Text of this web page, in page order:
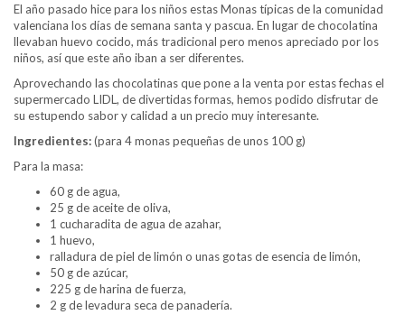
El año pasado hice para los niños estas Monas típicas de la comunidad
valenciana los días de semana santa y pascua. En lugar de chocolatina
llevaban huevo cocido, más tradicional pero menos apreciado por los
niños, así que este año iban a ser diferentes.
Aprovechando las chocolatinas que pone a la venta por estas fechas el
supermercado LIDL, de divertidas formas, hemos podido disfrutar de
su estupendo sabor y calidad a un precio muy interesante.
Ingredientes:(para 4 monas pequeñas de unos 100 g)
Para la masa:
60 g de agua,
25 g de aceite de oliva,
1 cucharadita de agua de azahar,
1 huevo,
ralladura de piel de limón o unas gotas de esencia de limón,
50 g de azúcar,
225 g de harina de fuerza,
2 g de levadura seca de panadería.